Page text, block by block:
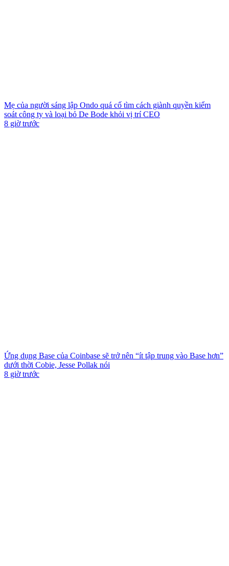
Mẹ của người sáng lập Ondo quá cố tìm cách giành quyền kiểm
soát công ty và loại bỏ De Bode khỏi vị trí CEO
8 giờ trước
Ứng dụng Base của Coinbase sẽ trở nên “ít tập trung vào Base hơn”
dưới thời Cobie, Jesse Pollak nói
8 giờ trước